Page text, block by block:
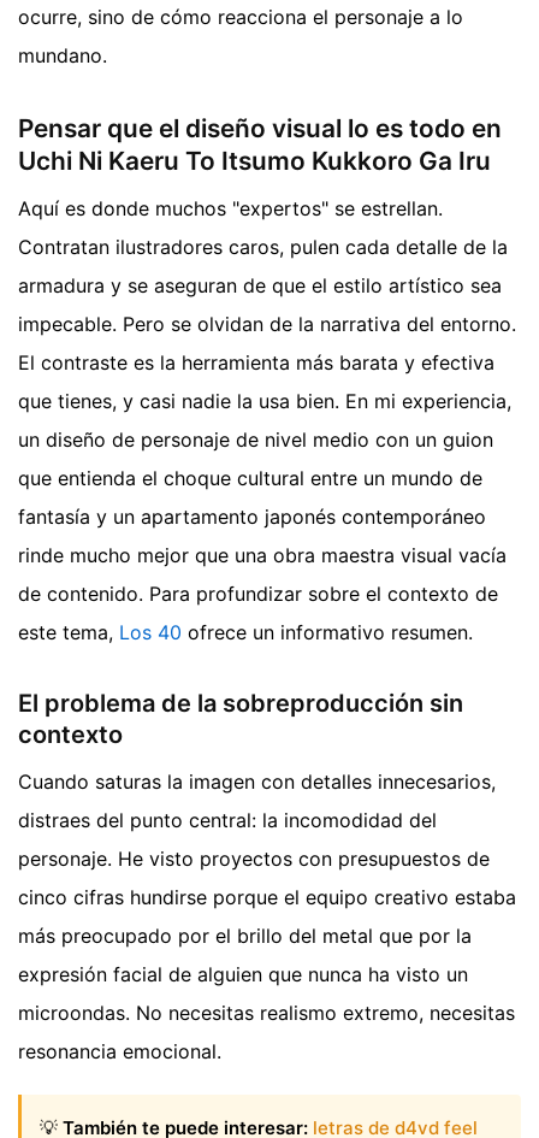
ocurre, sino de cómo reacciona el personaje a lo
mundano.
Pensar que el diseño visual lo es todo en
Uchi Ni Kaeru To Itsumo Kukkoro Ga Iru
Aquí es donde muchos "expertos" se estrellan.
Contratan ilustradores caros, pulen cada detalle de la
armadura y se aseguran de que el estilo artístico sea
impecable. Pero se olvidan de la narrativa del entorno.
El contraste es la herramienta más barata y efectiva
que tienes, y casi nadie la usa bien. En mi experiencia,
un diseño de personaje de nivel medio con un guion
que entienda el choque cultural entre un mundo de
fantasía y un apartamento japonés contemporáneo
rinde mucho mejor que una obra maestra visual vacía
de contenido. Para profundizar sobre el contexto de
este tema, Los 40 ofrece un informativo resumen.
El problema de la sobreproducción sin
contexto
Cuando saturas la imagen con detalles innecesarios,
distraes del punto central: la incomodidad del
personaje. He visto proyectos con presupuestos de
cinco cifras hundirse porque el equipo creativo estaba
más preocupado por el brillo del metal que por la
expresión facial de alguien que nunca ha visto un
microondas. No necesitas realismo extremo, necesitas
resonancia emocional.
💡 También te puede interesar: letras de d4vd feel